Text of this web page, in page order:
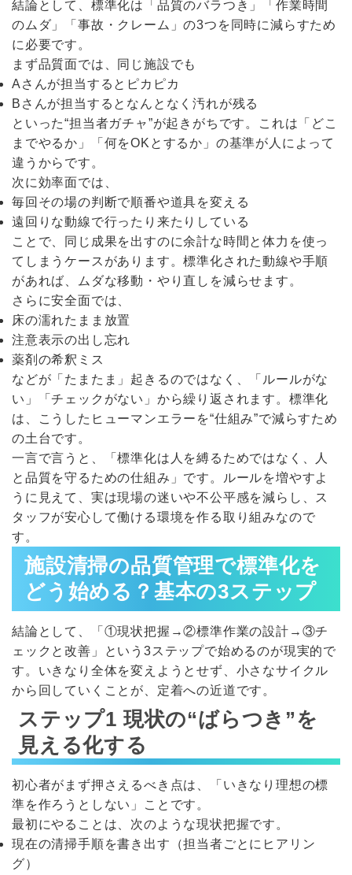
結論として、標準化は「品質のバラつき」「作業時間
のムダ」「事故・クレーム」の3つを同時に減らすため
に必要です。
まず品質面では、同じ施設でも
Aさんが担当するとピカピカ
Bさんが担当するとなんとなく汚れが残る
といった“担当者ガチャ”が起きがちです。これは「どこ
までやるか」「何をOKとするか」の基準が人によって
違うからです。
次に効率面では、
毎回その場の判断で順番や道具を変える
遠回りな動線で行ったり来たりしている
ことで、同じ成果を出すのに余計な時間と体力を使っ
てしまうケースがあります。標準化された動線や手順
があれば、ムダな移動・やり直しを減らせます。
さらに安全面では、
床の濡れたまま放置
注意表示の出し忘れ
薬剤の希釈ミス
などが「たまたま」起きるのではなく、「ルールがな
い」「チェックがない」から繰り返されます。標準化
は、こうしたヒューマンエラーを“仕組み”で減らすため
の土台です。
一言で言うと、「標準化は人を縛るためではなく、人
と品質を守るための仕組み」です。ルールを増やすよ
うに見えて、実は現場の迷いや不公平感を減らし、ス
タッフが安心して働ける環境を作る取り組みなので
す。
施設清掃の品質管理で標準化を
どう始める？基本の3ステップ
結論として、「①現状把握→②標準作業の設計→③チ
ェックと改善」という3ステップで始めるのが現実的で
す。いきなり全体を変えようとせず、小さなサイクル
から回していくことが、定着への近道です。
ステップ1 現状の“ばらつき”を
見える化する
初心者がまず押さえるべき点は、「いきなり理想の標
準を作ろうとしない」ことです。
最初にやることは、次のような現状把握です。
現在の清掃手順を書き出す（担当者ごとにヒアリン
グ）